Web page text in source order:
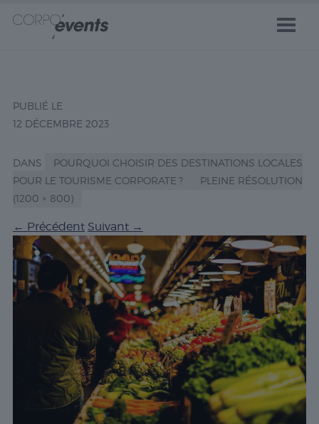
PUBLIÉ LE
12 DÉCEMBRE 2023
DANS
POURQUOI CHOISIR DES DESTINATIONS LOCALES
POUR LE TOURISME CORPORATE ?
PLEINE RÉSOLUTION
(1200 × 800)
← Précédent Suivant →